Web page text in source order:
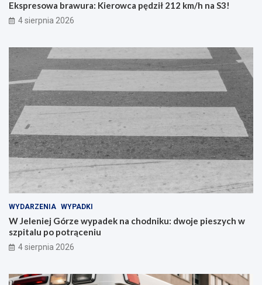
Ekspresowa brawura: Kierowca pędził 212 km/h na S3!
4 sierpnia 2026
WYDARZENIA WYPADKI
W Jeleniej Górze wypadek na chodniku: dwoje pieszych w
szpitalu po potrąceniu
4 sierpnia 2026